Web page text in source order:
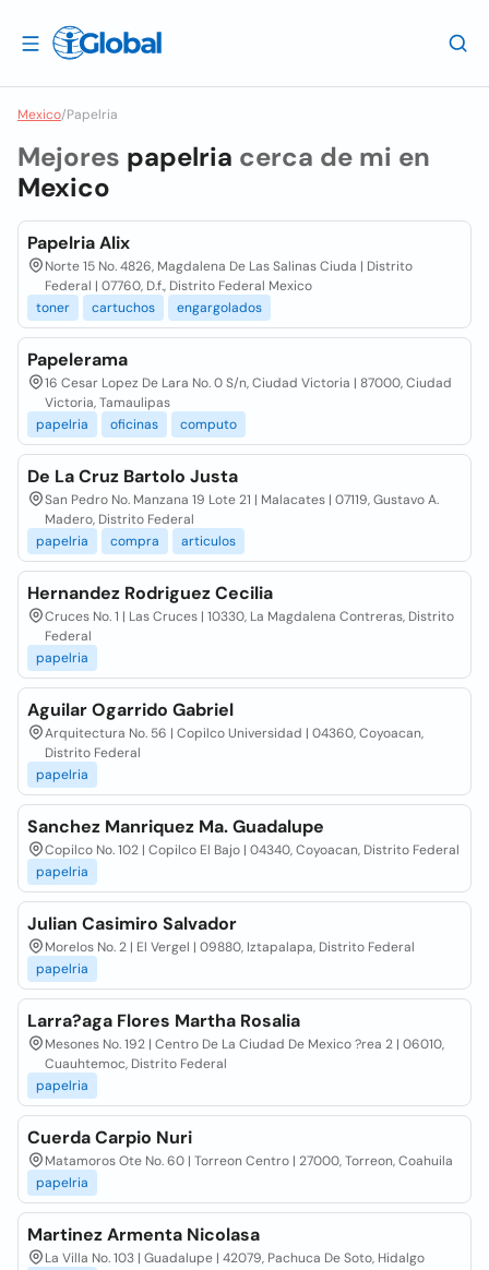
Mexico/Papelria
Mejores papelria cerca de mi en
Mexico
Papelria Alix
Norte 15 No. 4826, Magdalena De Las Salinas Ciuda | Distrito
Federal | 07760, D.f., Distrito Federal Mexico
toner
cartuchos engargolados
Papelerama
16 Cesar Lopez De Lara No. 0 S/n, Ciudad Victoria | 87000, Ciudad
Victoria, Tamaulipas
papelria
oficinas computo
De La Cruz Bartolo Justa
San Pedro No. Manzana 19 Lote 21 | Malacates | 07119, Gustavo A.
Madero, Distrito Federal
papelria
compra articulos
Hernandez Rodriguez Cecilia
Cruces No. 1 | Las Cruces | 10330, La Magdalena Contreras, Distrito
Federal
papelria
Aguilar Ogarrido Gabriel
Arquitectura No. 56 | Copilco Universidad | 04360, Coyoacan,
Distrito Federal
papelria
Sanchez Manriquez Ma. Guadalupe
Copilco No. 102 | Copilco El Bajo | 04340, Coyoacan, Distrito Federal
papelria
Julian Casimiro Salvador
Morelos No. 2 | El Vergel | 09880, Iztapalapa, Distrito Federal
papelria
Larra?aga Flores Martha Rosalia
Mesones No. 192 | Centro De La Ciudad De Mexico ?rea 2 | 06010,
Cuauhtemoc, Distrito Federal
papelria
Cuerda Carpio Nuri
Matamoros Ote No. 60 | Torreon Centro | 27000, Torreon, Coahuila
papelria
Martinez Armenta Nicolasa
La Villa No. 103 | Guadalupe | 42079, Pachuca De Soto, Hidalgo